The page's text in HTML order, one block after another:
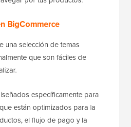
BigCommerce
una selección de temas
que son fáciles de
específicamente para
están optimizados para la
el flujo de pago y la